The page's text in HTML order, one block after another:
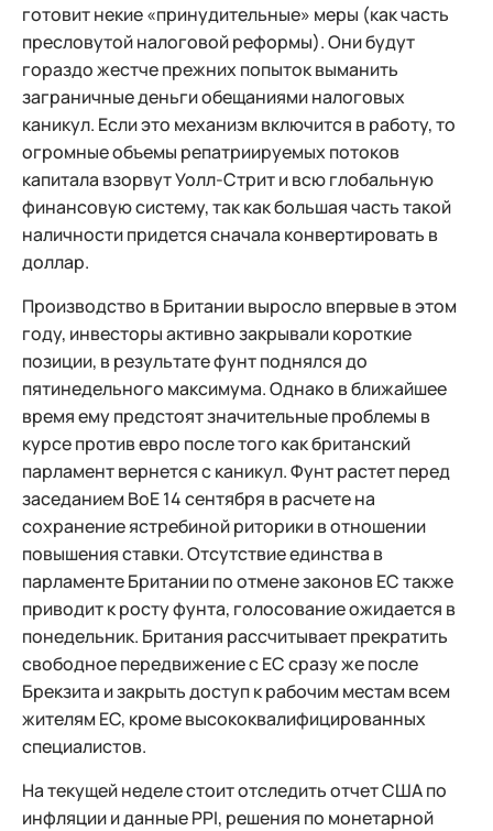
готовит некие «принудительные» меры (как часть
пресловутой налоговой реформы). Они будут
гораздо жестче прежних попыток выманить
заграничные деньги обещаниями налоговых
каникул. Если это механизм включится в работу, то
огромные объемы репатриируемых потоков
капитала взорвут Уолл-Стрит и всю глобальную
финансовую систему, так как большая часть такой
наличности придется сначала конвертировать в
доллар.
Производство в Британии выросло впервые в этом
году, инвесторы активно закрывали короткие
позиции, в результате фунт поднялся до
пятинедельного максимума. Однако в ближайшее
время ему предстоят значительные проблемы в
курсе против евро после того как британский
парламент вернется с каникул. Фунт растет перед
заседанием ВоЕ 14 сентября в расчете на
сохранение ястребиной риторики в отношении
повышения ставки. Отсутствие единства в
парламенте Британии по отмене законов ЕС также
приводит к росту фунта, голосование ожидается в
понедельник. Британия рассчитывает прекратить
свободное передвижение с ЕС сразу же после
Брекзита и закрыть доступ к рабочим местам всем
жителям ЕС, кроме высококвалифицированных
специалистов.
На текущей неделе стоит отследить отчет США по
инфляции и данные PPI, решения по монетарной